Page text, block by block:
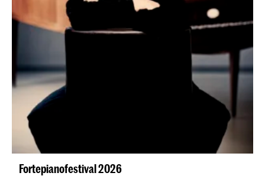
Fortepianofestival 2026